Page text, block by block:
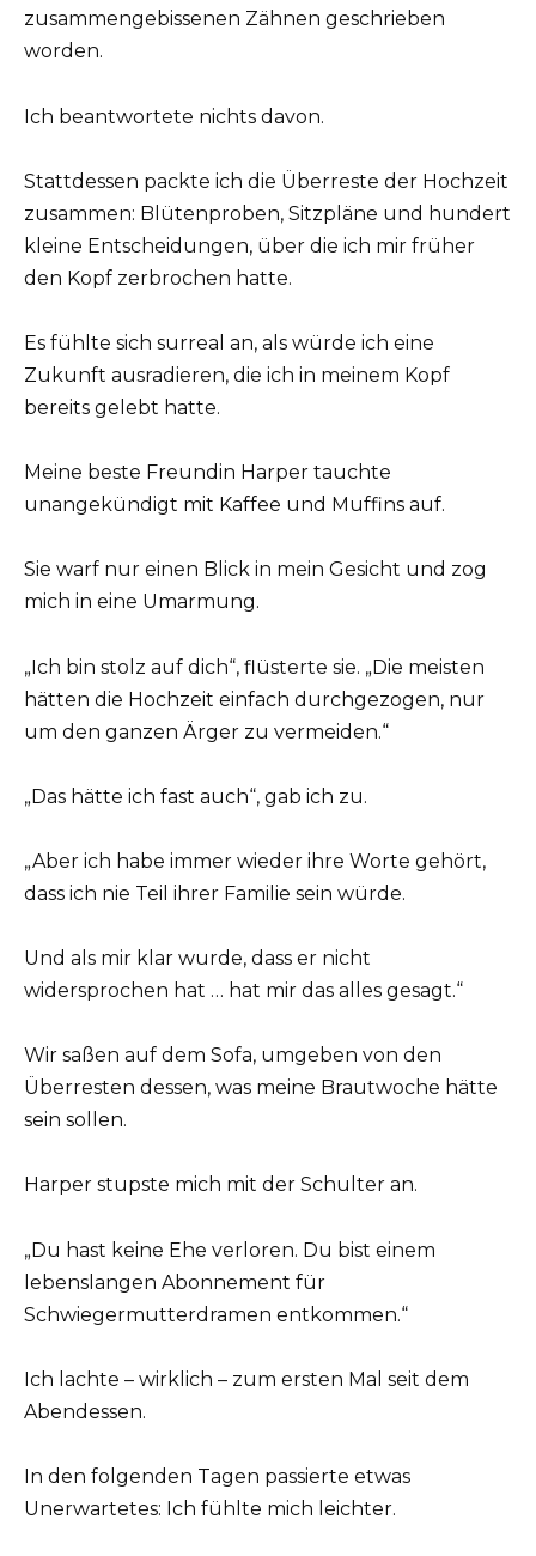
zusammengebissenen Zähnen geschrieben
worden.
Ich beantwortete nichts davon.
Stattdessen packte ich die Überreste der Hochzeit
zusammen: Blütenproben, Sitzpläne und hundert
kleine Entscheidungen, über die ich mir früher
den Kopf zerbrochen hatte.
Es fühlte sich surreal an, als würde ich eine
Zukunft ausradieren, die ich in meinem Kopf
bereits gelebt hatte.
Meine beste Freundin Harper tauchte
unangekündigt mit Kaffee und Muffins auf.
Sie warf nur einen Blick in mein Gesicht und zog
mich in eine Umarmung.
„Ich bin stolz auf dich“, flüsterte sie. „Die meisten
hätten die Hochzeit einfach durchgezogen, nur
um den ganzen Ärger zu vermeiden.“
„Das hätte ich fast auch“, gab ich zu.
„Aber ich habe immer wieder ihre Worte gehört,
dass ich nie Teil ihrer Familie sein würde.
Und als mir klar wurde, dass er nicht
widersprochen hat … hat mir das alles gesagt.“
Wir saßen auf dem Sofa, umgeben von den
Überresten dessen, was meine Brautwoche hätte
sein sollen.
Harper stupste mich mit der Schulter an.
„Du hast keine Ehe verloren. Du bist einem
lebenslangen Abonnement für
Schwiegermutterdramen entkommen.“
Ich lachte – wirklich – zum ersten Mal seit dem
Abendessen.
In den folgenden Tagen passierte etwas
Unerwartetes: Ich fühlte mich leichter.